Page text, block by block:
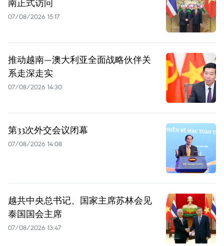
07/08/2026 15:17
推动越南—澳大利亚全面战略伙伴关
系走深走实
07/08/2026 14:30
第33次外交会议闭幕
07/08/2026 14:08
越共中央总书记、国家主席苏林会见
泰国国会主席
07/08/2026 13:47